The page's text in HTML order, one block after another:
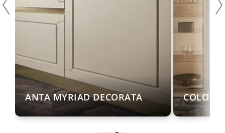
ANTA MYRIAD DECORATA